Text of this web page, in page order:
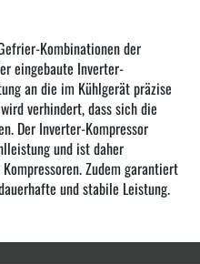
Kombinationen der
eingebaute Inverter-
an die im Kühlgerät präzise
verhindert, dass sich die
Der Inverter-Kompressor
und ist daher
Zudem garantiert
und stabile Leistung.